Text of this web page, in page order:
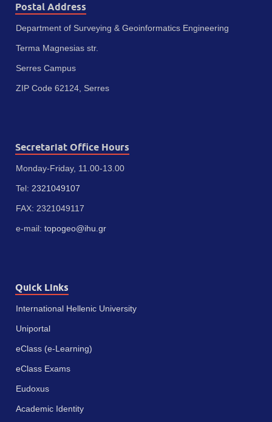
Postal Address
Department of Surveying & Geoinformatics Engineering
Terma Magnesias str.
Serres Campus
ZIP Code 62124, Serres
Secretariat Office Hours
Monday-Friday, 11.00-13.00
Tel: 2321049107
FAX: 2321049117
e-mail: topogeo@ihu.gr
Quick Links
International Hellenic University
Uniportal
eClass (e-Learning)
eClass Exams
Eudoxus
Academic Identity